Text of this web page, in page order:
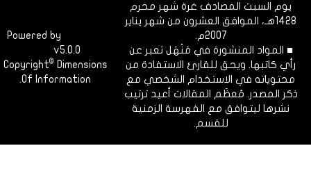
يوم السبت المصادف غرة شهر محرم
1428هـ، الموافق العشرون من شهر يناير
2007م.
■ المواد المنشورة في مَنْهَل تعبر عن
رأي كاتبها. ويحق للقارئ الاستفادة من
محتوياته في الاستخدام الشخصي مع
ذكر المصدر. مُعظَم المقالات أعيد ترتيب
نشرها ليتوافق مع الفهرسة الزمنية
للقسم.
Powered by
v5.0.0
Copyright©
Dimensions
Of Information.